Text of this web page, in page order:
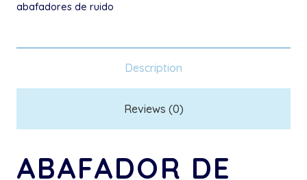
para
26
abafadores de ruido
Description
Reviews (0)
ABAFADOR DE